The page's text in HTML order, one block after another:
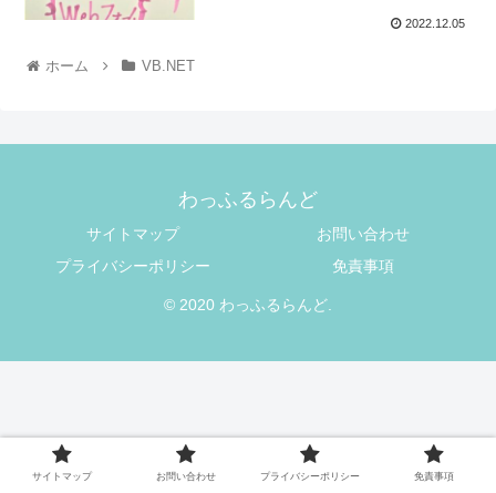
2022.12.05
ホーム VB.NET
わっふるらんど
サイトマップ
お問い合わせ
プライバシーポリシー
免責事項
© 2020 わっふるらんど.
サイトマップ お問い合わせ プライバシーポリシー 免責事項